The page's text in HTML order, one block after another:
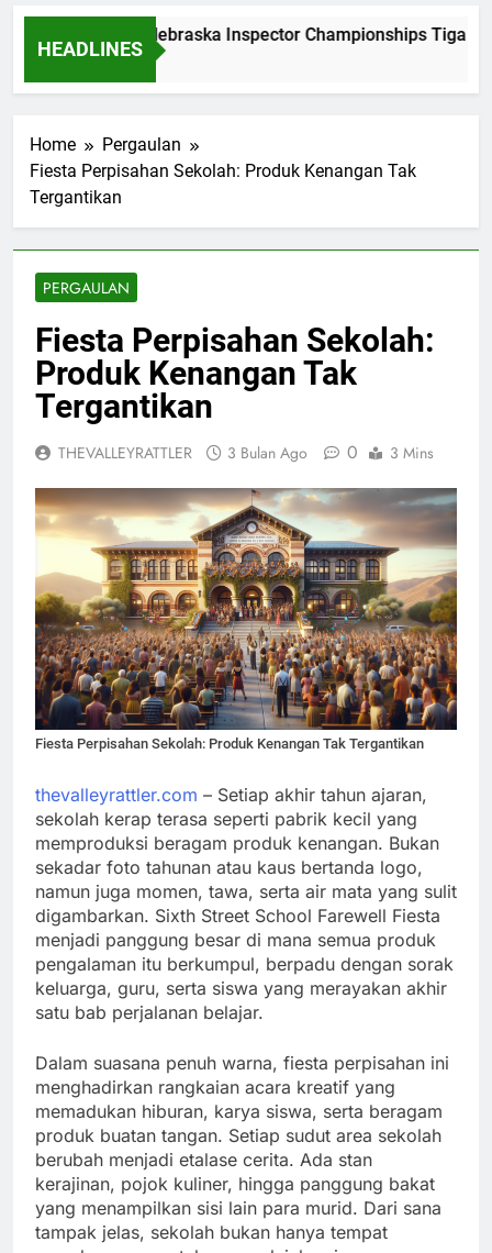
HEADLINES
Dominasi Nebraska Inspector Championships Tiga
2 Bulan Ago
Home
Pergaulan
Fiesta Perpisahan Sekolah: Produk Kenangan Tak
Tergantikan
PERGAULAN
Fiesta Perpisahan Sekolah:
Produk Kenangan Tak
Tergantikan
THEVALLEYRATTLER 3 Bulan Ago 0 3 Mins
Fiesta Perpisahan Sekolah: Produk Kenangan Tak Tergantikan
thevalleyrattler.com – Setiap akhir tahun ajaran,
sekolah kerap terasa seperti pabrik kecil yang
memproduksi beragam produk kenangan. Bukan
sekadar foto tahunan atau kaus bertanda logo,
namun juga momen, tawa, serta air mata yang sulit
digambarkan. Sixth Street School Farewell Fiesta
menjadi panggung besar di mana semua produk
pengalaman itu berkumpul, berpadu dengan sorak
keluarga, guru, serta siswa yang merayakan akhir
satu bab perjalanan belajar.
Dalam suasana penuh warna, fiesta perpisahan ini
menghadirkan rangkaian acara kreatif yang
memadukan hiburan, karya siswa, serta beragam
produk buatan tangan. Setiap sudut area sekolah
berubah menjadi etalase cerita. Ada stan
kerajinan, pojok kuliner, hingga panggung bakat
yang menampilkan sisi lain para murid. Dari sana
tampak jelas, sekolah bukan hanya tempat